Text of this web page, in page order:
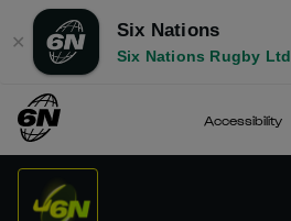
✕
Six Nations
Six Nations Rugby Ltd
Accessibility